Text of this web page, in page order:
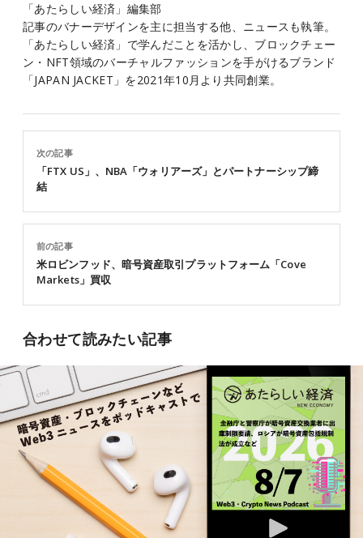
「あたらしい経済」編集部
記事のバナーデザインを主に担当する他、ニュースも執筆。
「あたらしい経済」で学んだことを活かし、ブロックチェー
ン・NFT領域のバーチャルファッションを手がけるブランド
「JAPAN JACKET」を2021年10月より共同創業。
前の記事
米ロビンフッド、暗号資産取引プラットフォーム「Cove
Markets」買収
次の記事
「FTX US」、NBA「ウォリアーズ」とパートナーシップ締
結
合わせて読みたい記事